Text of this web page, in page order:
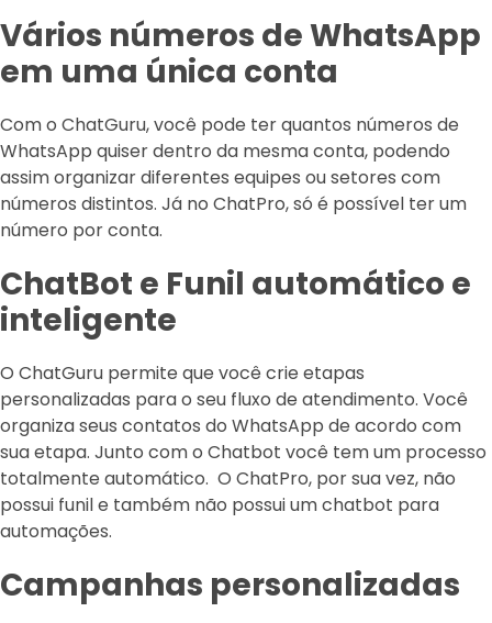
Vários números de WhatsApp
em uma única conta
Com o ChatGuru, você pode ter quantos números de
WhatsApp quiser dentro da mesma conta, podendo
assim organizar diferentes equipes ou setores com
números distintos. Já no ChatPro, só é possível ter um
número por conta.
ChatBot e Funil automático e
inteligente
O ChatGuru permite que você crie etapas
personalizadas para o seu fluxo de atendimento. Você
organiza seus contatos do WhatsApp de acordo com
sua etapa. Junto com o Chatbot você tem um processo
totalmente automático. O ChatPro, por sua vez, não
possui funil e também não possui um chatbot para
automações.
Campanhas personalizadas